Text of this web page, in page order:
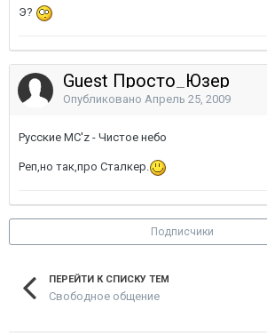
Э?
Guest Просто_Юзер
Опубликовано Апрель 25, 2009
Русские MC'z - Чистое небо
Реп,но так,про Сталкер.
Подписчики
ПЕРЕЙТИ К СПИСКУ ТЕМ
Свободное общение